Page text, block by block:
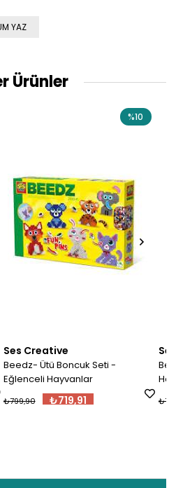
YAZ
Ürünler
Seti -
Beedz- Ütü
Hayvanları
₺719,91
₺799,90